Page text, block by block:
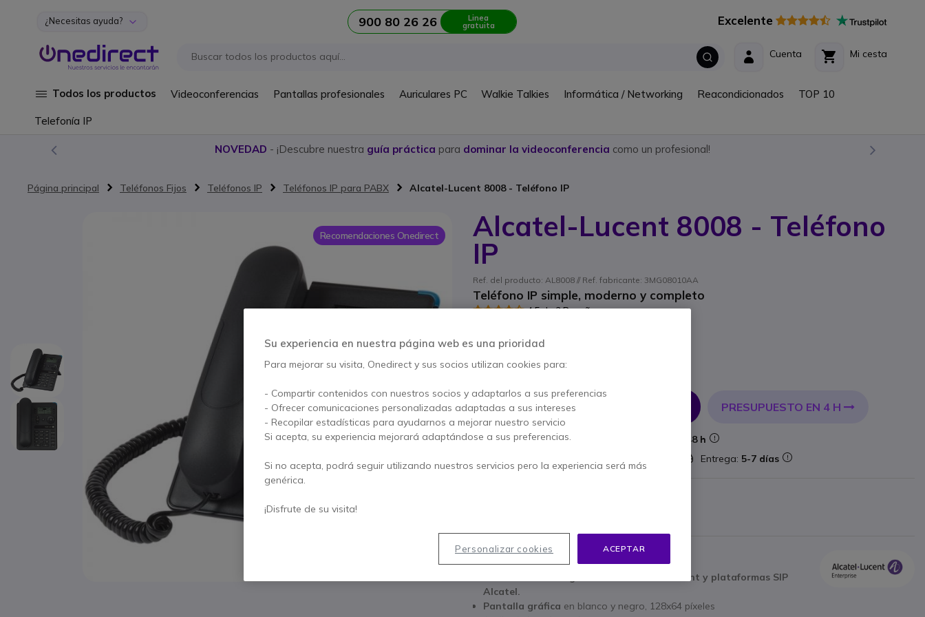
Ir al contenido
¿Necesitas ayuda? 900 80 26 26 Linea
gratuita Excelente
Mi cesta
Cuenta
Todos los productos Videoconferencias Pantallas profesionales Auriculares PC Walkie Talkies Informática / Networking Reacondicionados TOP 10
Telefonía IP
NOVEDAD - ¡Descubre nuestra guía práctica para dominar la videoconferencia como un profesional!
Página principal Teléfonos Fijos Teléfonos IP Teléfonos IP para PABX Alcatel-Lucent 8008 - Teléfono IP
Alcatel-Lucent 8008 - Teléfono
IP
Ref. del producto: AL8008 // Ref. fabricante: 3MG08010AA
Teléfono IP simple, moderno y completo
4.5 de 3 Reseñas
104,95 € s/Iva
Cantidad
AÑADIR AL CARRITO PRESUPUESTO EN 4 H
38 productosen stock
24/48 h
Entrega: 5-7 días
Características principales
Integración con Alcatel-Lucent y plataformas SIP
Alcatel.
Pantalla gráfica en blanco y negro, 128x64 píxeles
Recomendaciones Onedirect
Su experiencia en nuestra página web es una prioridad
Para mejorar su visita, Onedirect y sus socios utilizan cookies para:
- Compartir contenidos con nuestros socios y adaptarlos a sus preferencias
- Ofrecer comunicaciones personalizadas adaptadas a sus intereses
- Recopilar estadísticas para ayudarnos a mejorar nuestro servicio
Si acepta, su experiencia mejorará adaptándose a sus preferencias.
Si no acepta, podrá seguir utilizando nuestros servicios pero la experiencia será más
genérica.
¡Disfrute de su visita!
ACEPTAR
Personalizar cookies